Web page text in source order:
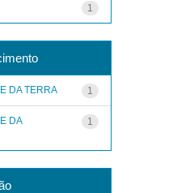
1
1
DA TERRA
1
DA